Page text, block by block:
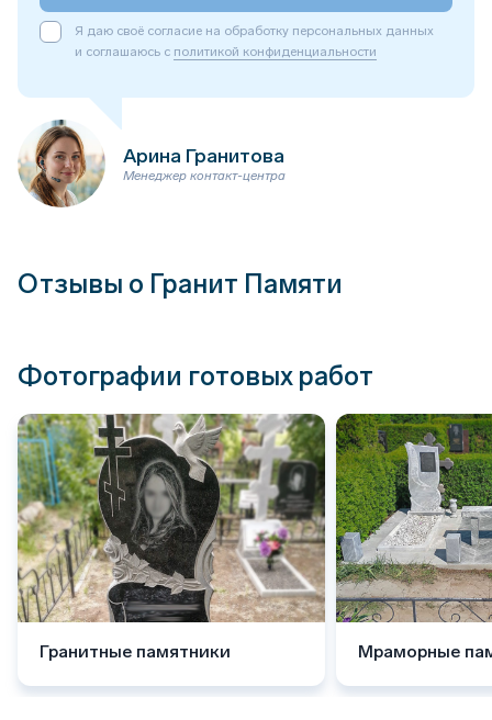
Я даю своё согласие на обработку персональных данных
и соглашаюсь с политикой конфиденциальности
Арина Гранитова
Менеджер контакт-центра
Отзывы о Гранит Памяти
Фотографии готовых работ
Гранитные памятники Мраморные